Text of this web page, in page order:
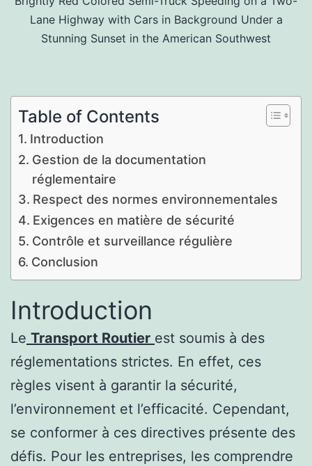
Lane Highway with Cars in Background Under a
Stunning Sunset in the American Southwest
Table of Contents
Introduction
Gestion de la documentation
réglementaire
Respect des normes environnementales
Exigences en matière de sécurité
Contrôle et surveillance régulière
Conclusion
Introduction
Le Transport Routier est soumis à des
réglementations strictes. En effet, ces
règles visent à garantir la sécurité,
l’environnement et l’efficacité. Cependant,
se conformer à ces directives présente des
défis. Pour les entreprises, les comprendre